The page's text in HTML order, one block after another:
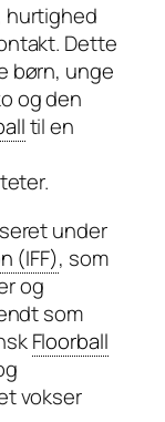
Dette
børn, unge
og den
til en
under
(IFF), som
og
som
Floorball
vokser